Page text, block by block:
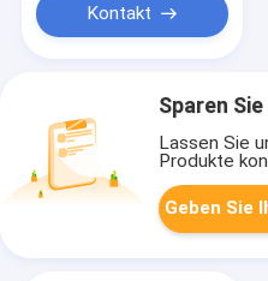
Kontakt
Sparen
Lassen Sie
Produkte
Geben Sie